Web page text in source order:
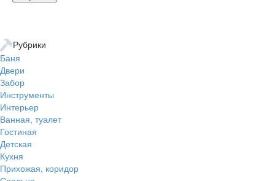
Рубрики
Баня
Двери
Забор
Инструменты
Интерьер
Ванная, туалет
Гостиная
Детская
Кухня
Прихожая, коридор